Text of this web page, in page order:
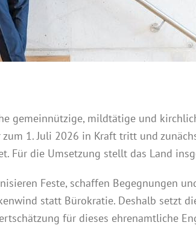
gemeinnützige, mildtätige und
1. Juli 2026 in Kraft tritt und
Für die Umsetzung stellt das Land
Feste, schaffen Begegnungen
statt Bürokratie. Deshalb setzt
für dieses ehrenamtliche